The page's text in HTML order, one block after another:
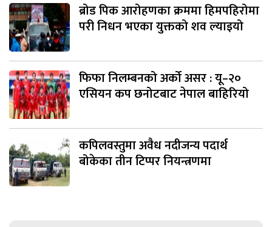
ब्रोड पिक आरोहणका क्रममा हिमपहिरोमा
परी निधन भएका युक्तको शव ल्याइयो
फिफा निलम्बनको अर्को असर : यू–२०
एसियन कप छनोटबाट नेपाल बाहिरियो
कपिलवस्तुमा अवैध नदीजन्य पदार्थ
बोकेका तीन टिप्पर नियन्त्रणमा